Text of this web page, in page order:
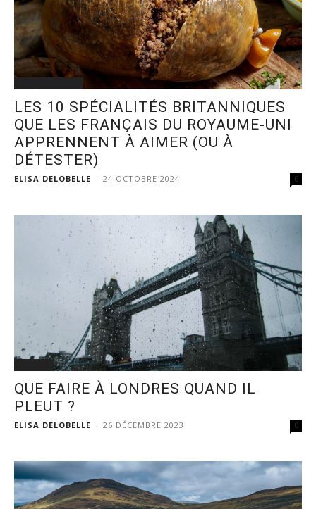
LES 10 SPÉCIALITÉS BRITANNIQUES
QUE LES FRANÇAIS DU ROYAUME-UNI
APPRENNENT À AIMER (OU À
DÉTESTER)
ELISA DELOBELLE - 24 OCTOBRE 2024 0
QUE FAIRE À LONDRES QUAND IL
PLEUT ?
ELISA DELOBELLE - 26 DÉCEMBRE 2023 0